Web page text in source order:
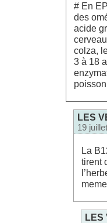
# En
des
acide
colza,
3 à 18
LES
19
La
tirent
LES